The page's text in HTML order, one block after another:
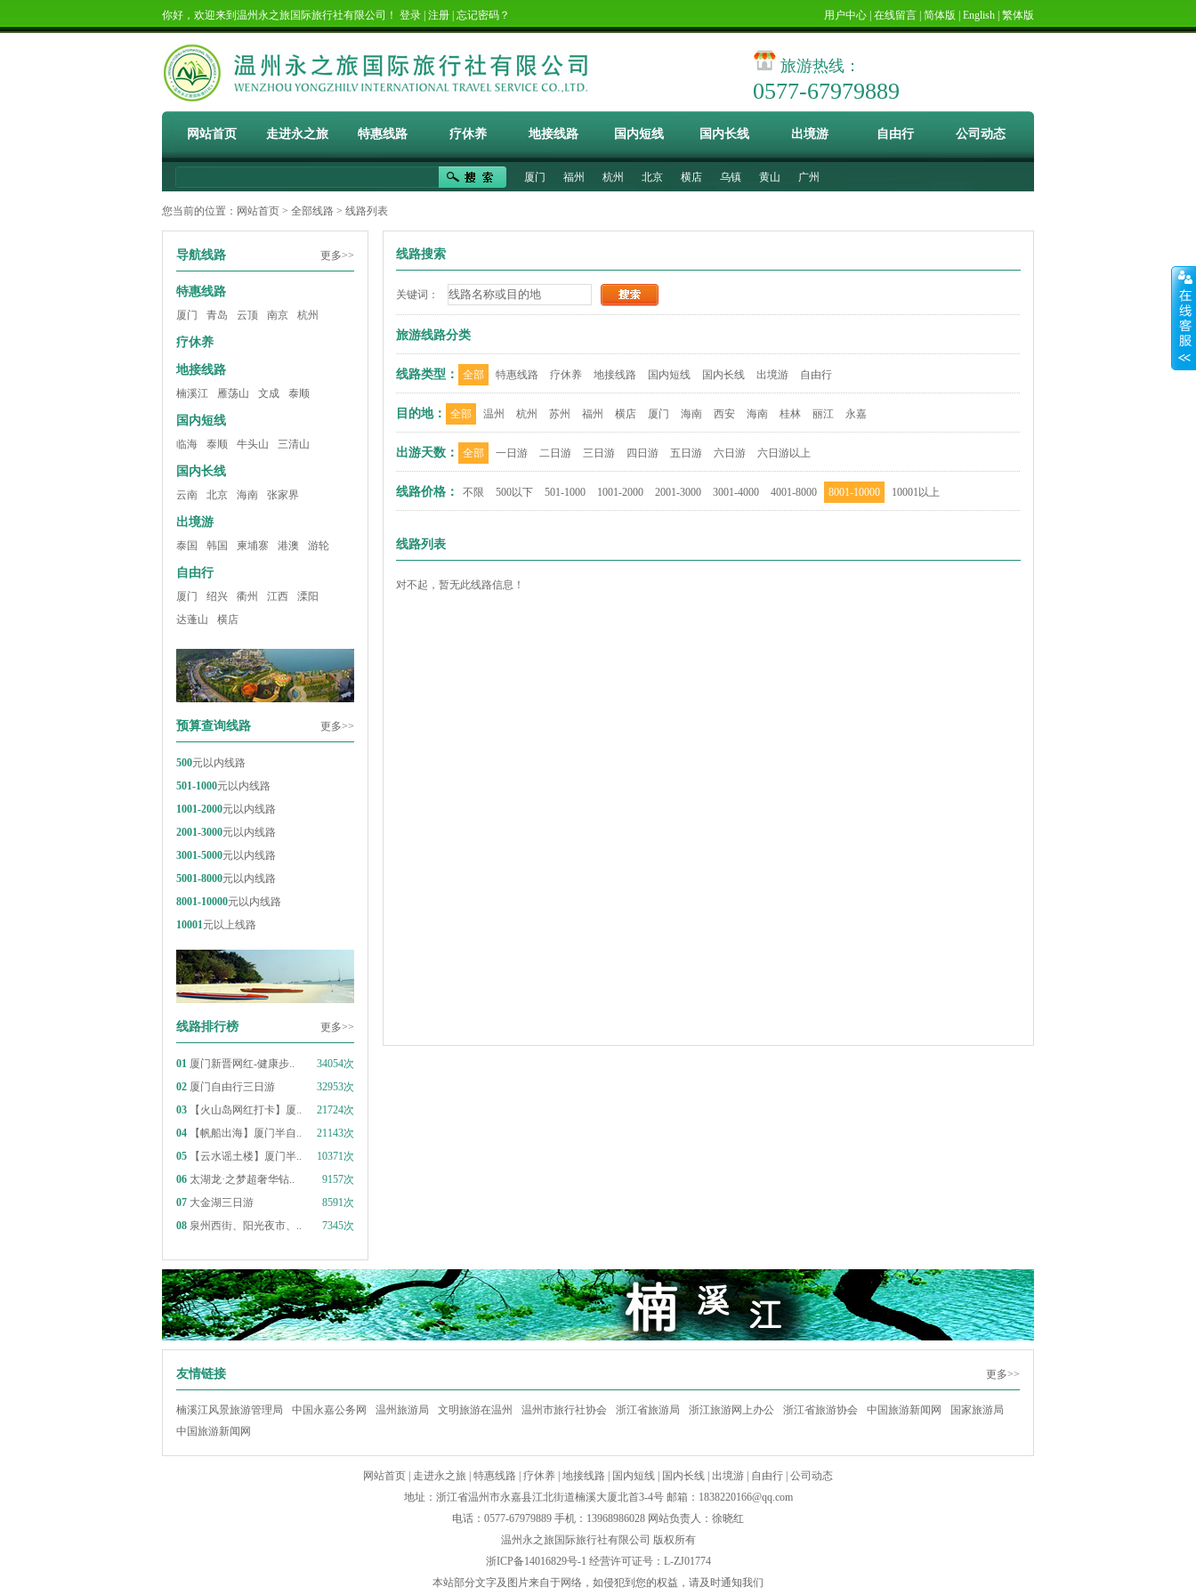
你好，欢迎来到温州永之旅国际旅行社有限公司！ 登录 注册 忘记密码？ 用户中心 在线留言 简体版 English 繁体版
旅游热线：
0577-67979889
网站首页 走进永之旅 特惠线路 疗休养 地接线路 国内短线 国内长线 出境游 自由行 公司动态
厦门 福州 杭州 北京 横店 乌镇 黄山 广州
您当前的位置： 网站首页 > 全部线路 > 线路列表
导航线路 更多>>
特惠线路
厦门 青岛 云顶 南京 杭州
疗休养
地接线路
楠溪江 雁荡山 文成 泰顺
国内短线
临海 泰顺 牛头山 三清山
国内长线
云南 北京 海南 张家界
出境游
泰国 韩国 柬埔寨 港澳 游轮
自由行
厦门 绍兴 衢州 江西
溧阳
达蓬山
横店
预算查询线路 更多>>
500元以内线路
501-1000元以内线路
1001-2000元以内线路
2001-3000元以内线路
3001-5000元以内线路
5001-8000元以内线路
8001-10000元以内线路
10001元以上线路
线路排行榜 更多>>
01 厦门新晋网红-健康步..
34054次
02 厦门自由行三日游
32953次
03 【火山岛网红打卡】厦..
21724次
04 【帆船出海】厦门半自..
21143次
05 【云水谣土楼】厦门半..
10371次
06 太湖龙·之梦超奢华钻..
9157次
07 大金湖三日游
8591次
08 泉州西街、阳光夜市、.. 7345次
线路搜索
关键词：
旅游线路分类
线路类型： 全部 特惠线路 疗休养 地接线路 国内短线 国内长线 出境游 自由行
目的地： 全部 温州 杭州 苏州 福州 横店 厦门 海南 西安 海南 桂林 丽江 永嘉
出游天数： 全部 一日游 二日游 三日游 四日游 五日游 六日游 六日游以上
线路价格： 不限 500以下 501-1000 1001-2000 2001-3000 3001-4000 4001-8000 8001-10000 10001以上
线路列表
对不起，暂无此线路信息！
友情链接 更多>>
楠溪江风景旅游管理局 中国永嘉公务网 温州旅游局 文明旅游在温州 温州市旅行社协会 浙江省旅游局 浙江旅游网上办公 浙江省旅游协会 中国旅游新闻网
国家旅游局
中国旅游新闻网
网站首页 走进永之旅 特惠线路 疗休养 地接线路 国内短线 国内长线 出境游 自由行 公司动态
地址：浙江省温州市永嘉县江北街道楠溪大厦北首3-4号 邮箱： 1838220166@qq.com
电话：0577-67979889 手机：13968986028 网站负责人：徐晓红
温州永之旅国际旅行社有限公司 版权所有
浙ICP备14016829号-1 经营许可证号：L-ZJ01774
本站部分文字及图片来自于网络，如侵犯到您的权益，请及时通知我们